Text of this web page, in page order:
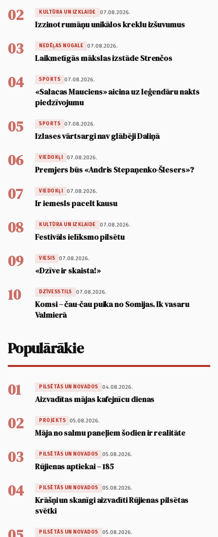
02 KULTŪRA UN IZKLAIDE 07.08.2026.
Izzinot rumāņu unikālos kreklu izšuvumus
03 NEDĒĻAS NOGALE 07.08.2026.
Laikmetīgās mākslas izstāde Strenčos
04 SPORTS 07.08.2026.
«Salacas Mauciens» aicina uz leģendāru nakts
piedzīvojumu
05 SPORTS 07.08.2026.
Izlases vārtsargi nav glābēji Daliņā
06 VIEDOKĻI 07.08.2026.
Premjers būs «Andris Stepaņenko-Šlesers»?
07 VIEDOKĻI 07.08.2026.
Ir iemesls pacelt kausu
08 KULTŪRA UN IZKLAIDE 07.08.2026.
Festivāls ielīksmo pilsētu
09 VIESIS 07.08.2026.
«Dzīve ir skaista!»
10 DZĪVESSTILS 07.08.2026.
Komsi – čau-čau puika no Somijas. Ik vasaru
Valmierā
Populārākie
01 PILSĒTĀS UN NOVADOS 04.08.2026.
Aizvadītas mājas kafejnīcu dienas
02 PROJEKTS 05.08.2026.
Māja no salmu paneļiem šodien ir realitāte
03 PILSĒTĀS UN NOVADOS 05.08.2026.
Rūjienas aptiekai – 185
04 PILSĒTĀS UN NOVADOS 05.08.2026.
Krāšņi un skanīgi aizvadīti Rūjienas pilsētas
svētki
PILSĒTĀS UN NOVADOS 05.08.2026.